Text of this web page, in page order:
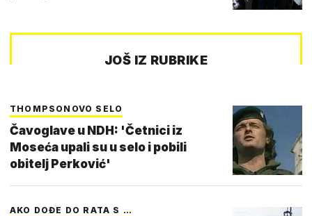
JOŠ IZ RUBRIKE
THOMPSONOVO SELO
Čavoglave u NDH: 'Četnici iz
Moseća upali su u selo i pobili
obitelj Perković'
AKO DOĐE DO RATA S …